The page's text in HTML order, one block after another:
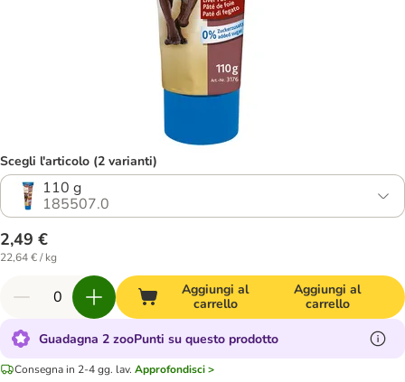
Scegli l'articolo (2 varianti)
110 g
185507.0
2,49 €
22,64 € / kg
Aggiungi al
carrello
Aggiungi al
carrello
Guadagna 2 zooPunti su questo prodotto
Consegna in 2-4 gg. lav. Approfondisci >